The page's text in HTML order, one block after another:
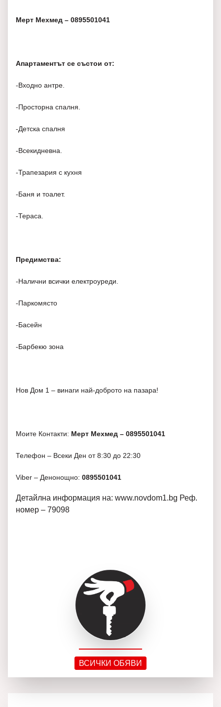
Мерт Мехмед – 0895501041
Апартаментът се състои от:
-Входно антре.
-Просторна спалня.
-Детска спалня
-Всекидневна.
-Трапезария с кухня
-Баня и тоалет.
-Тераса.
Предимства:
-Налични всички електроуреди.
-Паркомясто
-Басейн
-Барбекю зона
Нов Дом 1 – винаги най-доброто на пазара!
Моите Контакти: Мерт Мехмед – 0895501041
Телефон – Всеки Ден от 8:30 до 22:30
Viber – Денонощно: 0895501041
Детайлна информация на: www.novdom1.bg Реф.
номер – 79098
ВСИЧКИ ОБЯВИ